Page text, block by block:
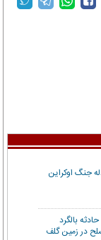
جنگ اوکراین
بالگرد
در زمین گلف